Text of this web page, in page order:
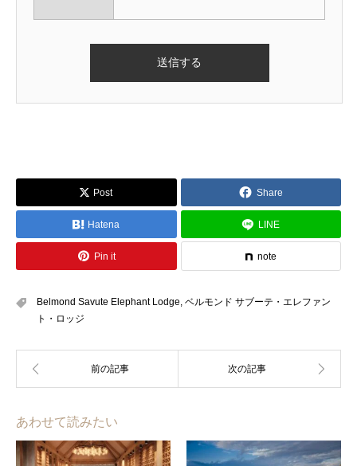
Post Share
Hatena LINE
Pin it note
Belmond Savute Elephant Lodge, ベルモンド サブーテ・エレファン
ト・ロッジ
あわせて読みたい